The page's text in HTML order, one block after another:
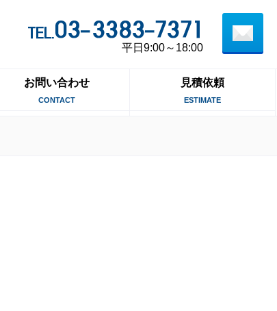
平日9:00～18:00
お問い合わせ
CONTACT
見積依頼
ESTIMATE